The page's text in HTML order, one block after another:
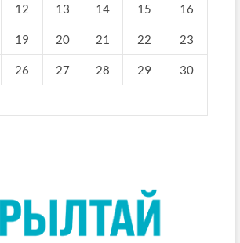
12 13 14 15 16
19 20 21 22 23
26 27 28 29 30